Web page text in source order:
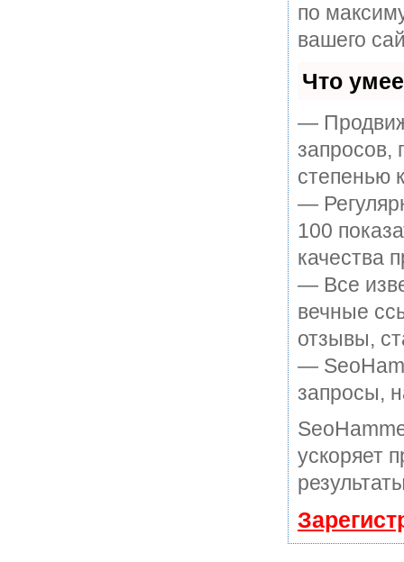
по
вашего
Что
—
запросов,
степенью
—
100
качества
— Все
вечные
отзывы,
—
запросы,
ускоряет